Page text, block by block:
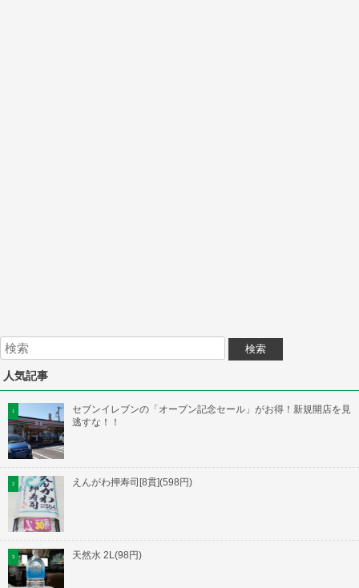
人気記事
セブンイレブンの「オープン記念セール」がお得！新規開店を見
逃すな！！
えんがわ押寿司[8貫](598円)
天然水 2L(98円)